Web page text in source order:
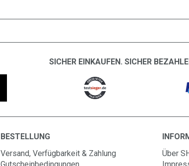
SICHER EINKAUFEN. SICHER
BESTELLUNG
Versand, Verfügbarkeit & Zahlung
Über